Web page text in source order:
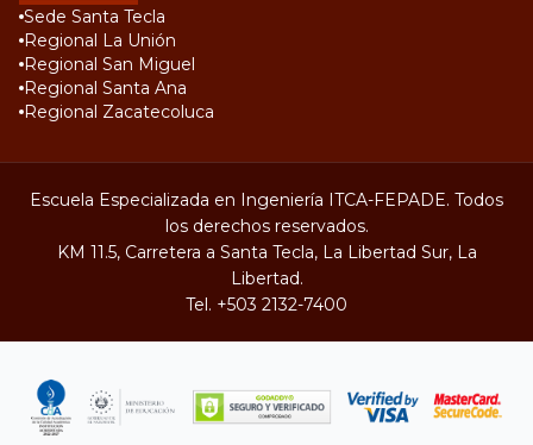
Sede Santa Tecla
Regional La Unión
Regional San Miguel
Regional Santa Ana
Regional Zacatecoluca
Escuela Especializada en Ingeniería ITCA-FEPADE. Todos
los derechos reservados.
KM 11.5, Carretera a Santa Tecla, La Libertad Sur, La
Libertad.
Tel. +503 2132-7400